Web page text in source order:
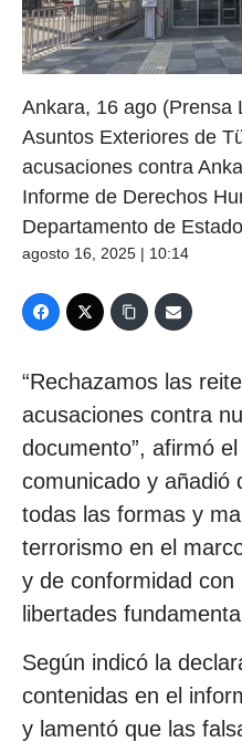
Ankara, 16 ago (Prensa
Asuntos Exteriores de
acusaciones contra
Informe de Derechos
Departamento de
agosto 16, 2025 | 10:14
“Rechazamos las
acusaciones contra
documento”, afirmó
comunicado y añadió
todas las formas y
terrorismo en el
y de conformidad con
libertades
Según indicó la
contenidas en el
y lamentó que las